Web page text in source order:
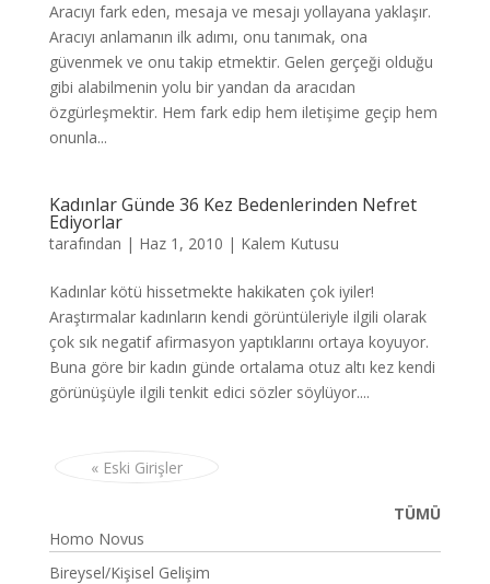
Aracıyı fark eden, mesaja ve mesajı yollayana yaklaşır.
Aracıyı anlamanın ilk adımı, onu tanımak, ona
güvenmek ve onu takip etmektir. Gelen gerçeği olduğu
gibi alabilmenin yolu bir yandan da aracıdan
özgürleşmektir. Hem fark edip hem iletişime geçip hem
onunla...
Kadınlar Günde 36 Kez Bedenlerinden Nefret
Ediyorlar
tarafından | Haz 1, 2010 | Kalem Kutusu
Kadınlar kötü hissetmekte hakikaten çok iyiler!
Araştırmalar kadınların kendi görüntüleriyle ilgili olarak
çok sık negatif afirmasyon yaptıklarını ortaya koyuyor.
Buna göre bir kadın günde ortalama otuz altı kez kendi
görünüşüyle ilgili tenkit edici sözler söylüyor....
« Eski Girişler
TÜMÜ
Homo Novus
Bireysel/Kişisel Gelişim